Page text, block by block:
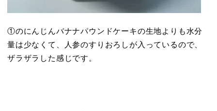
①のにんじんバナナパウンドケーキの生地よりも水分
量は少なくて、人参のすりおろしが入っているので、
ザラザラした感じです。